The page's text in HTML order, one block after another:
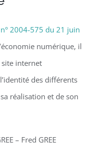
2004-575 du 21 juin
numérique, il
internet
l’identité des différents
réalisation et de son
– Fred GREE